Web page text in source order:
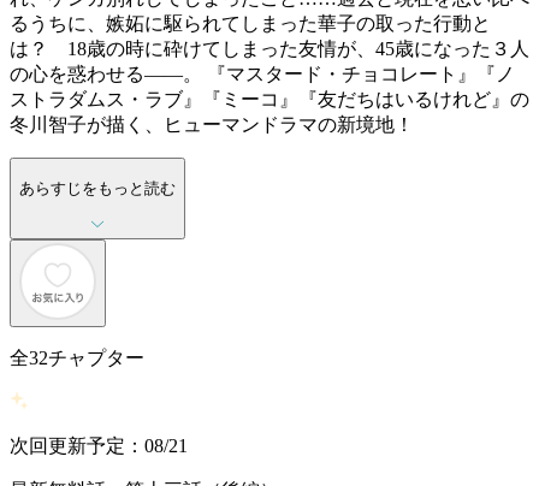
るうちに、嫉妬に駆られてしまった華子の取った行動と
は？ 18歳の時に砕けてしまった友情が、45歳になった３人
の心を惑わせる――。 『マスタード・チョコレート』『ノ
ストラダムス・ラブ』『ミーコ』『友だちはいるけれど』の
冬川智子が描く、ヒューマンドラマの新境地！
あらすじをもっと読む
全32チャプター
次回更新予定：08/21